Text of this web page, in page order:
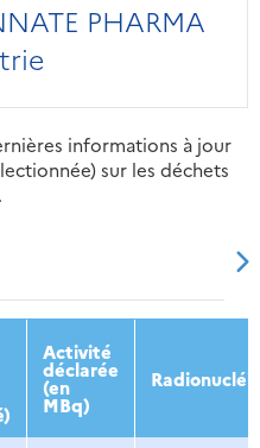
PHARMA
informations à jour
sur les déchets
2015 2016
Activité
déclarée
(en
MBq)